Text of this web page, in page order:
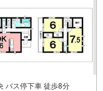
ウスにお任せ下さい！
バス停下車 徒歩8分